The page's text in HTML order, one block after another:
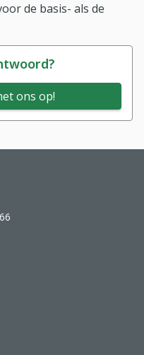
de basis- als de
ons op!